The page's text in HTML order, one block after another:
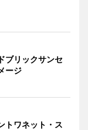
ブリックサンセ
ージ
トワネット・ス